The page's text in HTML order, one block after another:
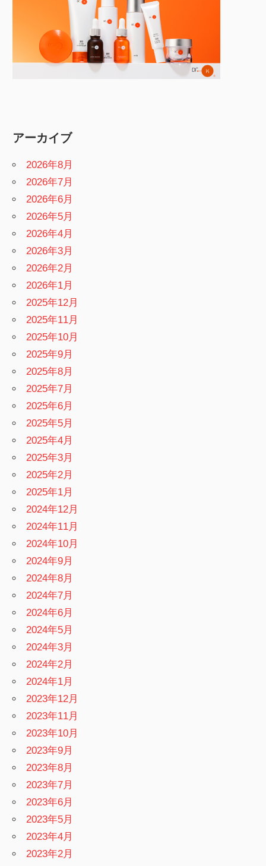
アーカイブ
2026年8月
2026年7月
2026年6月
2026年5月
2026年4月
2026年3月
2026年2月
2026年1月
2025年12月
2025年11月
2025年10月
2025年9月
2025年8月
2025年7月
2025年6月
2025年5月
2025年4月
2025年3月
2025年2月
2025年1月
2024年12月
2024年11月
2024年10月
2024年9月
2024年8月
2024年7月
2024年6月
2024年5月
2024年3月
2024年2月
2024年1月
2023年12月
2023年11月
2023年10月
2023年9月
2023年8月
2023年7月
2023年6月
2023年5月
2023年4月
2023年2月